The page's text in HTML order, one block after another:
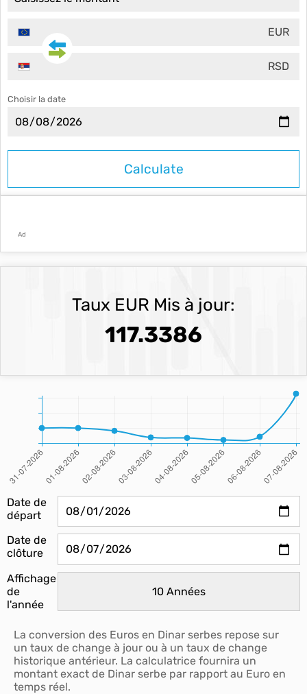
EUR
RSD
Choisir la date
Ad
Taux EUR Mis à jour:
117.3386
Date de
départ
Date de
clôture
Affichage
de
l'année
La conversion des Euros en Dinar serbes repose sur
un taux de change à jour ou à un taux de change
historique antérieur. La calculatrice fournira un
montant exact de Dinar serbe par rapport au Euro en
temps réel.